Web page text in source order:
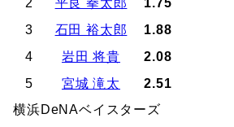
3
石田 裕太郎
1.88
4
岩田 将貴
2.08
5
宮城 滝太
2.51
横浜DeNAベイスターズ